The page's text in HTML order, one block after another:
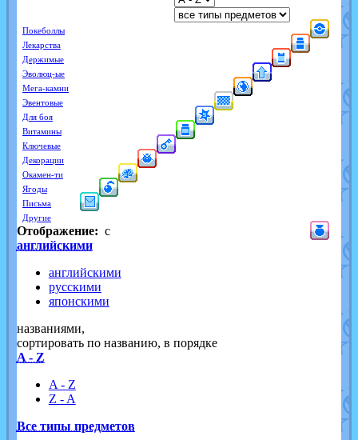
Покеболлы
Лекарства
Держимые
Эволюц-ые
Мега-камни
Эвентовые
Для боя
Витамины
Ключевые
Декорации
Окамен-ти
Ягоды
Письма
Другие
Отображение: с
английскими
английскими
русскими
японскими
названиями,
cортировать по названию, в порядке
A - Z
A - Z
Z - A
Все типы предметов